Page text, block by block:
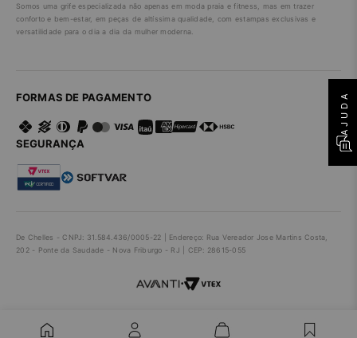
Somos uma grife especializada não apenas em moda praia e fitness, mas em trazer
conforto e bem-estar, em peças de altíssima qualidade, com estampas exclusivas e
versatilidade para o dia a dia da mulher moderna.
FORMAS DE PAGAMENTO
SEGURANÇA
De Chelles - CNPJ: 31.584.436/0005-22 | Endereço: Rua Vereador Jose Martins Costa,
202 - Ponte da Saudade - Nova Friburgo - RJ | CEP: 28615-055
•
AJUDA